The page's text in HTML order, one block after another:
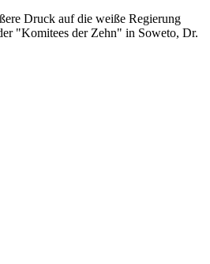
Druck auf die weiße Regierung
"Komitees der Zehn" in Soweto, Dr.